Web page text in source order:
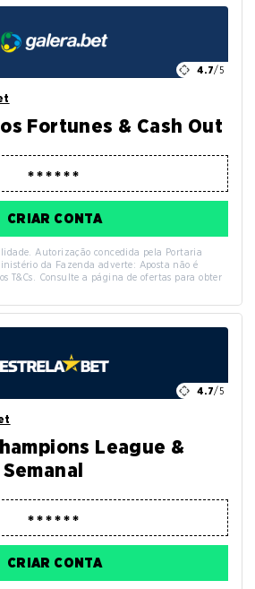
4.7/5
Fortunes & Cash Out
CRIAR CONTA
Autorização concedida pela Portaria
da Fazenda adverte: Aposta não é
T&Cs. Consulte a página de ofertas para obter
4.7/5
League &
CRIAR CONTA